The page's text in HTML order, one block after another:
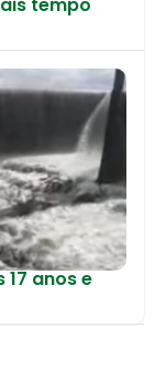
tempo
anos e